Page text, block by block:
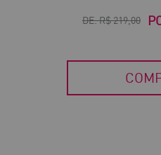
DE:R$ 219,00